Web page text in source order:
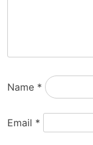
Name *
Email *